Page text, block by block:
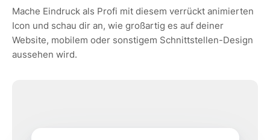
Mache Eindruck als Profi mit diesem verrückt animierten
Icon und schau dir an, wie großartig es auf deiner
Website, mobilem oder sonstigem Schnittstellen-Design
aussehen wird.